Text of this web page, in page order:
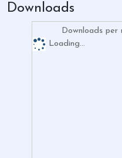
Downloads
Downloads
Loading...